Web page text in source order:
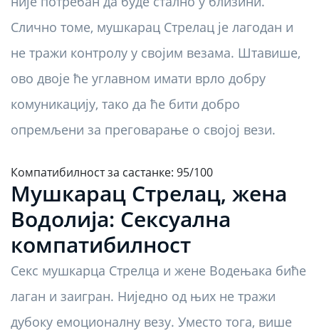
Слично томе, мушкарац Стрелац је лагодан и
не тражи контролу у својим везама. Штавише,
ово двоје ће углавном имати врло добру
комуникацију, тако да ће бити добро
опремљени за преговарање о својој вези.
Компатибилност за састанке: 95/100
Мушкарац Стрелац, жена
Водолија: Сексуална
компатибилност
Секс мушкарца Стрелца и жене Водењака биће
лаган и заигран. Ниједно од њих не тражи
дубоку емоционалну везу. Уместо тога, више